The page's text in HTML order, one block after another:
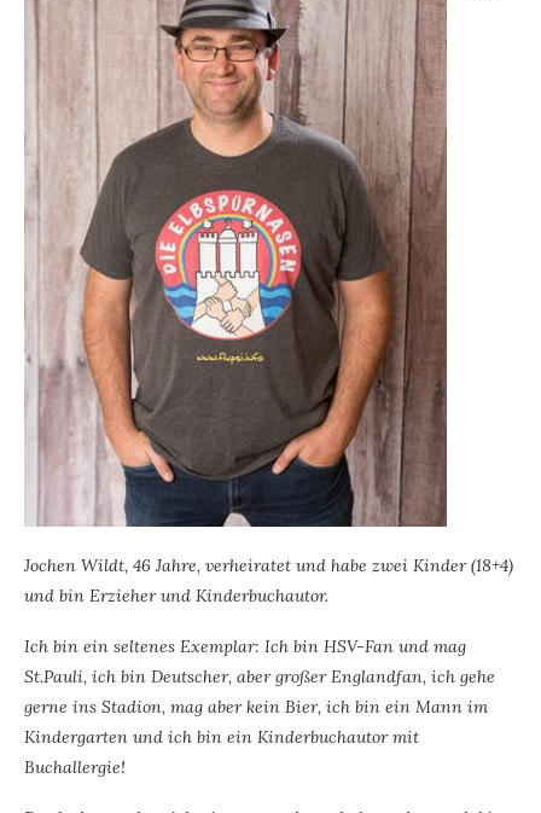
Jochen Wildt, 46 Jahre, verheiratet und habe zwei Kinder (18+4)
und bin Erzieher und Kinderbuchautor.
Ich bin ein seltenes Exemplar: Ich bin HSV-Fan und mag
St.Pauli, ich bin Deutscher, aber großer Englandfan, ich gehe
gerne ins Stadion, mag aber kein Bier, ich bin ein Mann im
Kindergarten und ich bin ein Kinderbuchautor mit
Buchallergie!